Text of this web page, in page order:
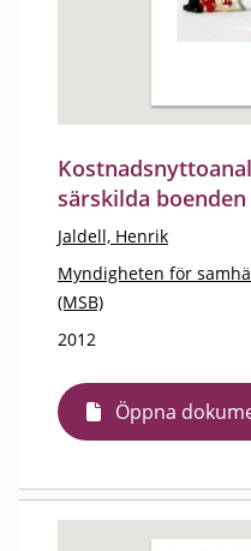
särskilda
Jaldell, Henrik
Myndigheten för
(MSB)
2012
Öppna